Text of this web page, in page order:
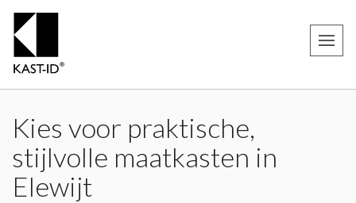
Kies voor praktische,
stijlvolle maatkasten in
Elewijt